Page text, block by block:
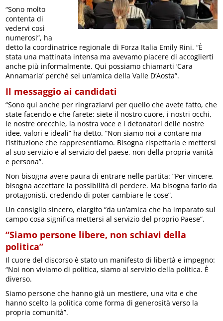
“Sono molto
contenta di
vedervi così
numerosi”, ha
detto la coordinatrice regionale di Forza Italia Emily Rini. “È
stata una mattinata intensa ma avevamo piacere di accoglierti
anche più informalmente. Qui possiamo chiamarti ‘Cara
Annamaria’ perché sei un’amica della Valle D’Aosta”.
Il messaggio ai candidati
“Sono qui anche per ringraziarvi per quello che avete fatto, che
state facendo e che farete: siete il nostro cuore, i nostri occhi,
le nostre orecchie, la nostra voce e i detonatori delle nostre
idee, valori e ideali” ha detto. “Non siamo noi a contare ma
l’istituzione che rappresentiamo. Bisogna rispettarla e mettersi
al suo servizio e al servizio del paese, non della propria vanità
e persona”.
Non bisogna avere paura di entrare nelle partita: “Per vincere,
bisogna accettare la possibilità di perdere. Ma bisogna farlo da
protagonisti, credendo di poter cambiare le cose”.
Un consiglio sincero, elargito “da un’amica che ha imparato sul
campo cosa significa mettersi al servizio del proprio Paese”.
“Siamo persone libere, non schiavi della
politica”
Il cuore del discorso è stato un manifesto di libertà e impegno:
“Noi non viviamo di politica, siamo al servizio della politica. È
diverso.
Siamo persone che hanno già un mestiere, una vita e che
hanno scelto la politica come forma di generosità verso la
propria comunità”.